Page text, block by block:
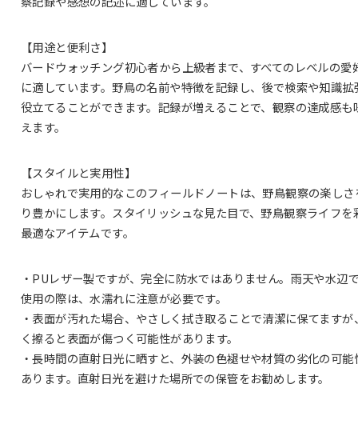
【用途と便利さ】
バードウォッチング初心者から上級者まで、すべてのレベルの愛
に適しています。野鳥の名前や特徴を記録し、後で検索や知識拡
役立てることができます。記録が増えることで、観察の達成感も
えます。
【スタイルと実用性】
おしゃれで実用的なこのフィールドノートは、野鳥観察の楽しさ
り豊かにします。スタイリッシュな見た目で、野鳥観察ライフを
最適なアイテムです。
・PUレザー製ですが、完全に防水ではありません。雨天や水辺
使用の際は、水濡れに注意が必要です。
・表面が汚れた場合、やさしく拭き取ることで清潔に保てますが
く擦ると表面が傷つく可能性があります。
・長時間の直射日光に晒すと、外装の色褪せや材質の劣化の可能
あります。直射日光を避けた場所での保管をお勧めします。